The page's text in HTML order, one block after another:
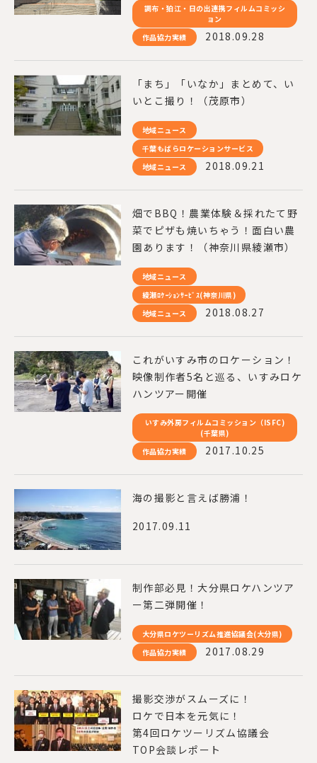
調布・狛江・日の出連携フィルムコミッシ
ョン
作品協力実績
2018.09.28
「まち」「いなか」まとめて、い
いとこ撮り！（茂原市）
地域ニュース
千葉もばらロケーションサービス
地域ニュース
2018.09.21
畑でBBQ！農業体験＆採れたて野
菜でピザも焼いちゃう！面白い農
園あります！（神奈川県綾瀬市）
地域ニュース
綾瀬ﾛｹｰｼｮﾝｻｰﾋﾞｽ(神奈川県)
地域ニュース
2018.08.27
これがいすみ市のロケーション！
映像制作者5名と巡る、いすみロケ
ハンツアー開催
いすみ外房フィルムコミッション（ISFC)
(千葉県)
作品協力実績
2017.10.25
海の撮影と言えば勝浦！
2017.09.11
制作部必見！大分県ロケハンツア
ー第二弾開催！
大分県ロケツーリズム推進協議会(大分県)
作品協力実績
2017.08.29
撮影交渉がスムーズに！
ロケで日本を元気に！
第4回ロケツーリズム協議会
TOP会談レポート